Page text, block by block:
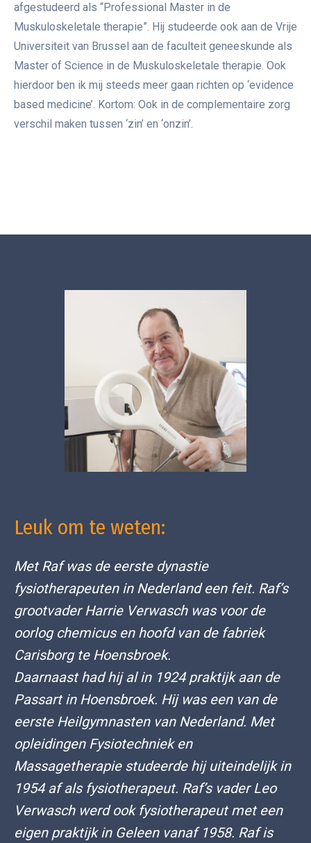
afgestudeerd als “Professional Master in de
Muskuloskeletale therapie”. Hij studeerde ook aan de Vrije
Universiteit van Brussel aan de faculteit geneeskunde als
Master of Science in de Muskuloskeletale therapie. Ook
hierdoor ben ik mij steeds meer gaan richten op ‘evidence
based medicine’. Kortom: Ook in de complementaire zorg
verschil maken tussen ‘zin’ en ‘onzin’.
Leuk om te weten:
Met Raf was de eerste dynastie
fysiotherapeuten in Nederland een feit. Raf’s
grootvader Harrie Verwasch was voor de
oorlog chemicus en hoofd van de fabriek
Carisborg te Hoensbroek.
Daarnaast had hij al in 1924 praktijk aan de
Passart in Hoensbroek. Hij was een van de
eerste Heilgymnasten van Nederland. Met
opleidingen Fysiotechniek en
Massagetherapie studeerde hij uiteindelijk in
1954 af als fysiotherapeut. Raf’s vader Leo
Verwasch werd ook fysiotherapeut met een
eigen praktijk in Geleen vanaf 1958. Raf is